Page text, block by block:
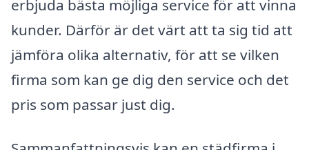
erbjuda bästa möjliga service för att vinna
kunder. Därför är det värt att ta sig tid att
jämföra olika alternativ, för att se vilken
firma som kan ge dig den service och det
pris som passar just dig.